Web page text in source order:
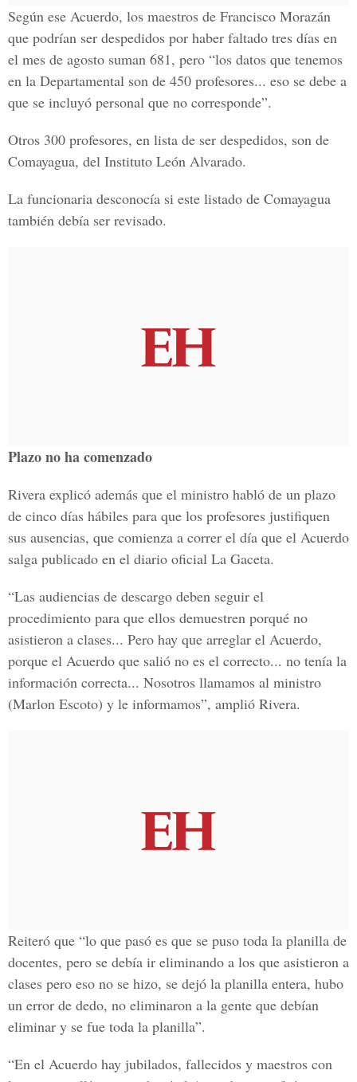
Según ese Acuerdo, los maestros de Francisco Morazán
que podrían ser despedidos por haber faltado tres días en
el mes de agosto suman 681, pero “los datos que tenemos
en la Departamental son de 450 profesores... eso se debe a
que se incluyó personal que no corresponde”.
Otros 300 profesores, en lista de ser despedidos, son de
Comayagua, del Instituto León Alvarado.
La funcionaria desconocía si este listado de Comayagua
también debía ser revisado.
Plazo no ha comenzado
Rivera explicó además que el ministro habló de un plazo
de cinco días hábiles para que los profesores justifiquen
sus ausencias, que comienza a correr el día que el Acuerdo
salga publicado en el diario oficial La Gaceta.
“Las audiencias de descargo deben seguir el
procedimiento para que ellos demuestren porqué no
asistieron a clases... Pero hay que arreglar el Acuerdo,
porque el Acuerdo que salió no es el correcto... no tenía la
información correcta... Nosotros llamamos al ministro
(Marlon Escoto) y le informamos”, amplió Rivera.
Reiteró que “lo que pasó es que se puso toda la planilla de
docentes, pero se debía ir eliminando a los que asistieron a
clases pero eso no se hizo, se dejó la planilla entera, hubo
un error de dedo, no eliminaron a la gente que debían
eliminar y se fue toda la planilla”.
“En el Acuerdo hay jubilados, fallecidos y maestros con